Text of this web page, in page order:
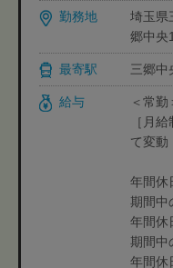
勤務地
埼玉県
郷中央
最寄駅 三郷中
給与
＜常勤
［月
て変動
年間
期間中
年間
期間中
年間